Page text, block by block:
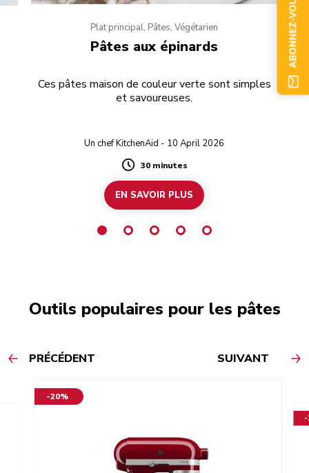
Plat principal, Pâtes, Végétarien
Pâtes aux épinards
Ces pâtes maison de couleur verte sont simples
et savoureuses.
Un chef KitchenAid - 10 April 2026
Duration
30 minutes
EN SAVOIR PLUS
Outils populaires pour les pâtes
PRÉCÉDENT SUIVANT
-20%
-
ABONNEZ-VOUS